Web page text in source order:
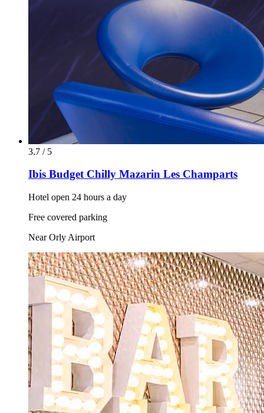
3.7 / 5
Ibis Budget Chilly Mazarin Les Champarts
Hotel open 24 hours a day
Free covered parking
Near Orly Airport